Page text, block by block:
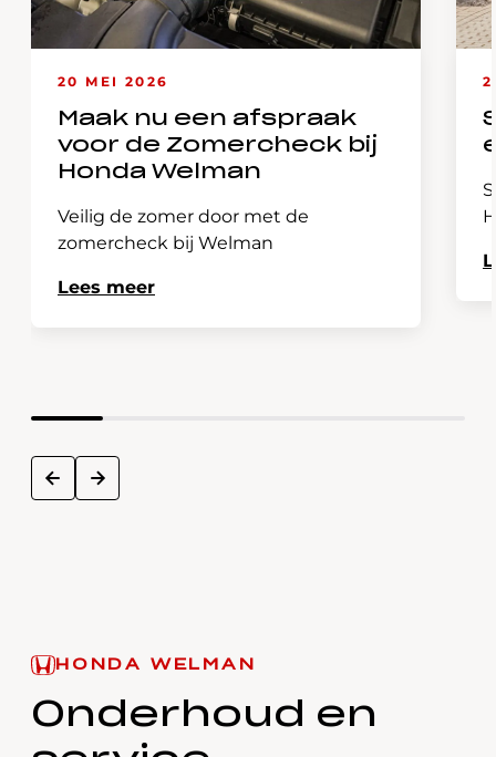
20 MEI 2026
Maak nu een afspraak
voor de Zomercheck bij
Honda Welman
Veilig de zomer door met de
zomercheck bij Welman
Lees meer
prev next
HONDA WELMAN
Onderhoud en